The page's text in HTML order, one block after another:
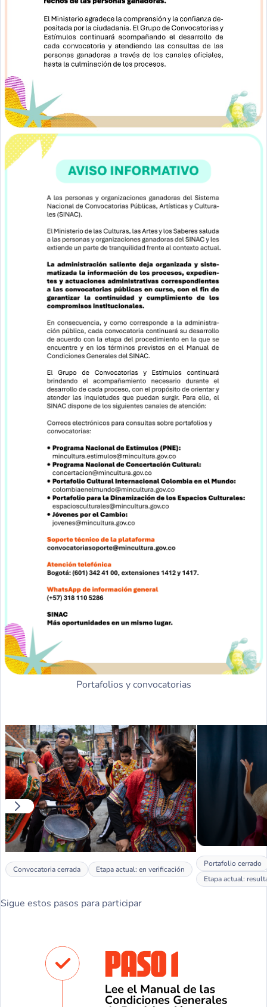
Portafolios y convocatorias
Convocatoria Jóvenes por el Cambio
Ver más
Convocatoria cerrada Etapa actual: en verificación
Portafolio
Portafolio cerrado
Etapa actual:
Sigue estos pasos para participar